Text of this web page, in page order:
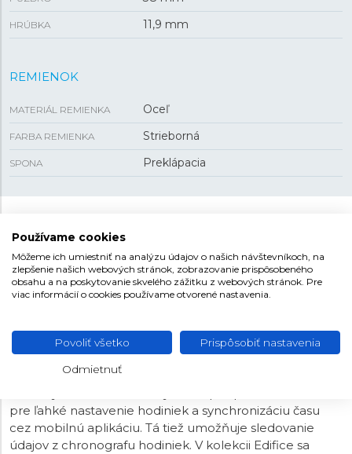
HRÚBKA 11,9 mm
REMIENOK
MATERIÁL REMIENKA Oceľ
FARBA REMIENKA Strieborná
SPONA Preklápacia
Kolekcia Casio Edifice zahŕňa športovo zamerané
hodinky s oceľovým puzdrom, vodotesnosťou100
metrova klasickým quartzovým strojčekom s výdržou
Vybrané modely pridávajú k analógovému zobrazeniu
času aj digitálne ukazovatele, ktoré významným
spôsobom rozširujú ponuku funkcií hodiniek. U
pre ľahké nastavenie hodiniek a synchronizáciu času
cez mobilnú aplikáciu. Tá tiež umožňuje sledovanie
údajov z chronografu hodiniek. V kolekcii Edifice sa
Používame cookies
Môžeme ich umiestniť na analýzu údajov o našich návštevníkoch, na
zlepšenie našich webových stránok, zobrazovanie prispôsobeného
obsahu a na poskytovanie skvelého zážitku z webových stránok. Pre
viac informácií o cookies používame otvorené nastavenia.
Povoliť všetko Prispôsobiť nastavenia
Odmietnuť